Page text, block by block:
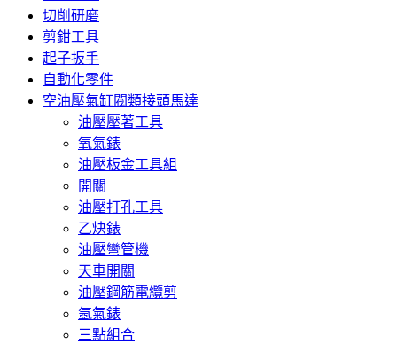
切削研磨
剪鉗工具
起子扳手
自動化零件
空油壓氣缸閥類接頭馬達
油壓壓著工具
氧氣錶
油壓板金工具組
開關
油壓打孔工具
乙炔錶
油壓彎管機
天車開關
油壓鋼筋電纜剪
氬氣錶
三點組合